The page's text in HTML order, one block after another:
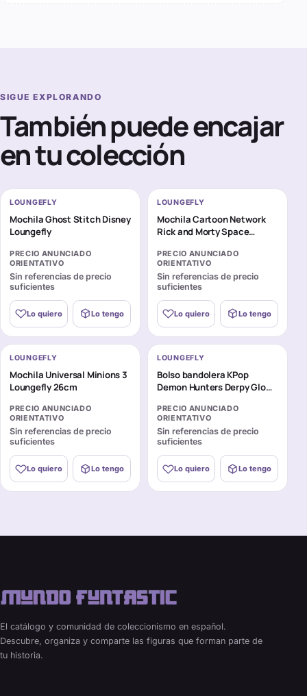
SIGUE EXPLORANDO
También puede encajar
en tu colección
LOUNGEFLY
Mochila Ghost Stitch Disney
Loungefly
PRECIO ANUNCIADO
ORIENTATIVO
Sin referencias de precio
suficientes
Lo quiero Lo tengo
LOUNGEFLY
Mochila Cartoon Network
Rick and Morty Space
PRECIO ANUNCIADO
ORIENTATIVO
Sin referencias de precio
suficientes
Lo quiero Lo tengo
LOUNGEFLY
Mochila Universal Minions 3
Loungefly 26cm
PRECIO ANUNCIADO
ORIENTATIVO
Sin referencias de precio
suficientes
Lo quiero Lo tengo
LOUNGEFLY
Bolso bandolera KPop
Demon Hunters Derpy Glow
PRECIO ANUNCIADO
ORIENTATIVO
Sin referencias de precio
suficientes
Lo quiero Lo tengo
El catálogo y comunidad de coleccionismo en español.
Descubre, organiza y comparte las figuras que forman parte de
tu historia.